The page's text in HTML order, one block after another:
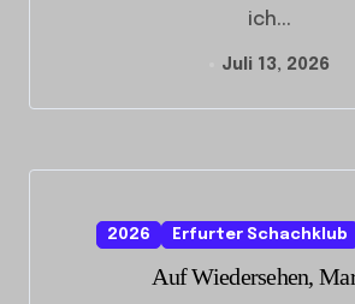
ich...
Juli 13, 2026
2026 Erfurter Schachklub
Auf Wiedersehen,